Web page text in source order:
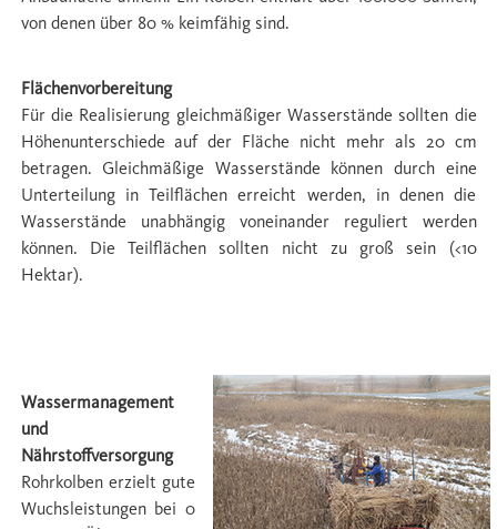
von denen über 80 % keimfähig sind.
Flächenvorbereitung
Für die Realisierung gleichmäßiger Wasserstände sollten die
Höhenunterschiede auf der Fläche nicht mehr als 20 cm
betragen. Gleichmäßige Wasserstände können durch eine
Unterteilung in Teilﬂächen erreicht werden, in denen die
Wasserstände unabhängig voneinander reguliert werden
können. Die Teilﬂächen sollten nicht zu groß sein (<10
Hektar).
Wassermanagement
und
Nährstoffversorgung
Rohrkolben erzielt gute
Wuchsleistungen bei 0